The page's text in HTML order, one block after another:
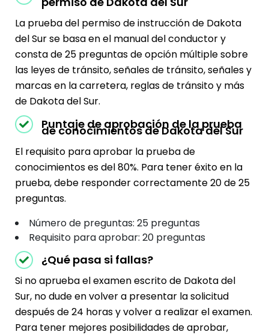
La prueba del permiso de instrucción de Dakota
del Sur se basa en el manual del conductor y
consta de 25 preguntas de opción múltiple sobre
las leyes de tránsito, señales de tránsito, señales y
marcas en la carretera, reglas de tránsito y más
de Dakota del Sur.
Puntaje de aprobación de la prueba
de conocimientos de Dakota del Sur
El requisito para aprobar la prueba de
conocimientos es del 80%. Para tener éxito en la
prueba, debe responder correctamente 20 de 25
preguntas.
Número de preguntas: 25 preguntas
Requisito para aprobar: 20 preguntas
¿Qué pasa si fallas?
Si no aprueba el examen escrito de Dakota del
Sur, no dude en volver a presentar la solicitud
después de 24 horas y volver a realizar el examen.
Para tener mejores posibilidades de aprobar,